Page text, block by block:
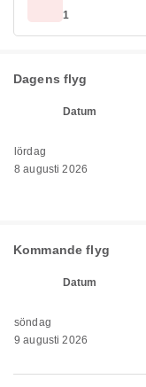
1
Dagens flyg
Datum
lördag
8 augusti 2026
Kommande flyg
Datum
söndag
9 augusti 2026